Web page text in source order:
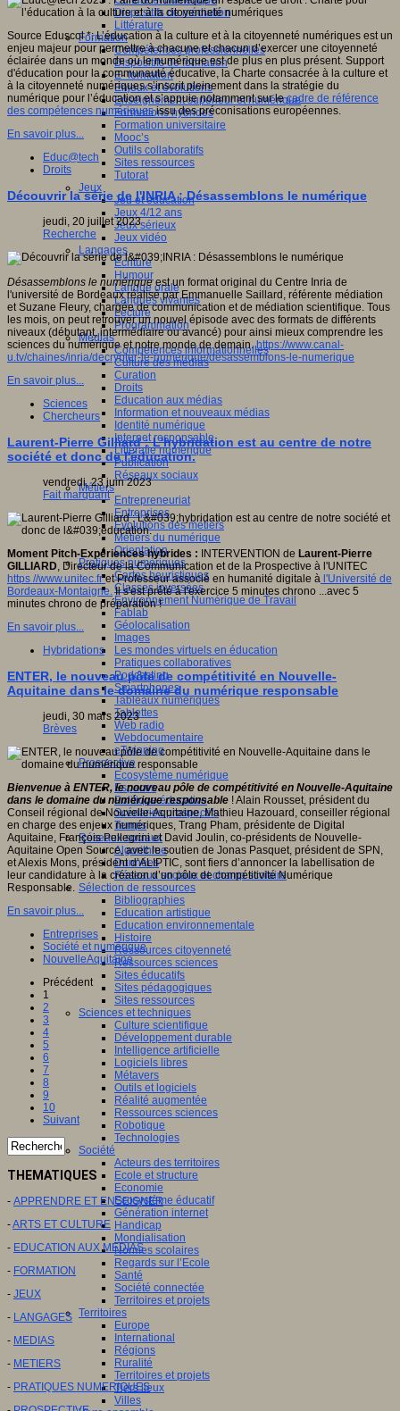
Dispositifs de médiation
Littérature
Formation
Compétences professionnelles
Dispositifs de formation
E- formation
Enjeux et évolutions
Enseignement supérieur et numérique
Formations hybrides
Formation universitaire
Mooc’s
Outils collaboratifs
Sites ressources
Tutorat
Jeux
Jeu et éducation
Jeux 4/12 ans
Jeux sérieux
Jeux vidéo
Langages
Ecriture
Humour
Langue orale
Langues vivantes
Lecture
Programmation
Médias
Compétences informationnelles
Culture des médias
Curation
Droits
Education aux médias
Information et nouveaux médias
Identité numérique
Internet responsable
Littératie numérique
Publication
Réseaux sociaux
Métiers
Entrepreneuriat
Entreprises
Evolutions des métiers
Métiers du numérique
Orientation
Pratiques numériques
Cartes heuristiques
Classes inversées
Environnement Numérique de Travail
Fablab
Géolocalisation
Images
Les mondes virtuels en éducation
Pratiques collaboratives
Podcasting
Smartphones
Tableaux numériques
Tablettes
Web radio
Webdocumentaire
eTwinning
Prospective
Ecosystème numérique
Espaces
Politique éducative
Scénarios prospectifs
Temps
Réseaux sociaux
Algorithme
Données
Réseaux sociaux et champ scolaire
Sélection de ressources
Bibliographies
Education artistique
Education environnementale
Histoire
Ressources citoyenneté
Ressources sciences
Sites éducatifs
Sites pédagogiques
Sites ressources
Sciences et techniques
Culture scientifique
Développement durable
Intelligence artificielle
Logiciels libres
Métavers
Outils et logiciels
Réalité augmentée
Ressources sciences
Robotique
Technologies
Société
Acteurs des territoires
Ecole et structure
Economie
Ecosystème éducatif
Génération internet
Handicap
Mondialisation
Normes scolaires
Regards sur l’Ecole
Santé
Société connectée
Territoires et projets
Territoires
Europe
International
Régions
Ruralité
Territoires et projets
Tiers lieux
Villes
Source Eduscol *: L’éducation à la culture et à la citoyenneté numériques est un
enjeu majeur pour permettre à chacune et chacun d’exercer une citoyenneté
éclairée dans un monde où le numérique est de plus en plus présent. Support
d'éducation pour la communauté éducative, la Charte consacrée à la culture et
à la citoyenneté numériques s’inscrit pleinement dans la stratégie du
numérique pour l’éducation et s’appuie notamment sur lecadre de référence
des compétences numériquesissu des préconisations européennes.
En savoir plus...
Educ@tech
Droits
Découvrir la série de l'INRIA : Désassemblons le numérique
jeudi, 20 juillet 2023
Recherche
Désassemblons le numériqueest un format original du Centre Inria de
l'université de Bordeaux réalisé par Emmanuelle Saillard, référente médiation
et Suzane Fleury, chargée de communication et de médiation scientifique. Tous
les mois, on peut retrouver un nouvel épisode avec des formats de différents
niveaux (débutant, intermédiaire ou avancé) pour ainsi mieux comprendre les
sciences du numérique et notre monde de demain.https://www.canal-
u.tv/chaines/inria/decrypter-le-numerique/desassemblons-le-numerique
En savoir plus...
Sciences
Chercheurs
Laurent-Pierre Gilliard : L'hybridation est au centre de notre
société et donc de l'éducation.
vendredi, 23 juin 2023
Fait marquant
Moment Pitch-Expériences hybrides : INTERVENTION de Laurent-Pierre
GILLIARD, Directeur de la Communication et de la Prospective à l'UNITEC
https //www.unitec.fret Professeur associé en humanité digitale à l'Université de
Bordeaux-Montaigne.Il s'est prêté à l'exercice 5 minutes chrono ...avec 5
minutes chrono de préparation !
En savoir plus...
Hybridations
ENTER, le nouveau pôle de compétitivité en Nouvelle-
Aquitaine dans le domaine du numérique responsable
jeudi, 30 mars 2023
Brèves
Bienvenue à ENTER, le nouveau pôle de compétitivité en Nouvelle-Aquitaine
dans le domaine du numérique responsable ! Alain Rousset, président du
Conseil régional de Nouvelle-Aquitaine, Mathieu Hazouard, conseiller régional
en charge des enjeux numériques, Trang Pham, présidente de Digital
Aquitaine, François Pellegrini et David Joulin, co-présidents de Nouvelle-
Aquitaine Open Source, avec le soutien de Jonas Pasquet, président de SPN,
et Alexis Mons, président d’ALIPTIC, sont fiers d’annoncer la labellisation de
leur candidature à la création d’un pôle de compétitivité Numérique
Responsable.
En savoir plus...
Entreprises
Société et numérique
NouvelleAquitaine
Précédent
1
2
3
4
5
6
7
8
9
10
Suivant
THEMATIQUES
- APPRENDRE ET ENSEIGNER
-ARTS ET CULTURE
- EDUCATION AUX MEDIAS
- FORMATION
- JEUX
- LANGAGES
- MEDIAS
- METIERS
- PRATIQUES NUMERIQUES